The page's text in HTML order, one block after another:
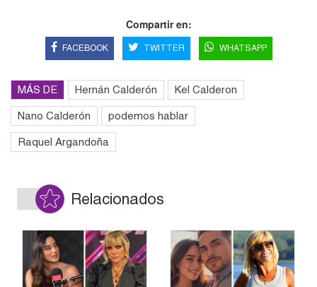
Compartir en:
FACEBOOK TWITTER WHATSAPP
MÁS DE Hernán Calderón Kel Calderon
Nano Calderón podemos hablar
Raquel Argandoña
Relacionados